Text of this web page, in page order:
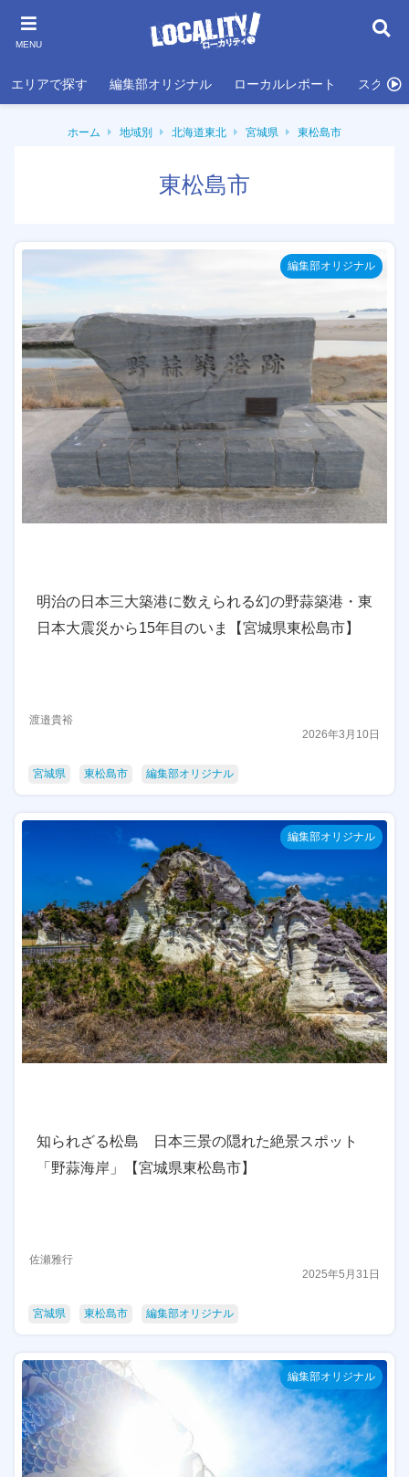
MENU
エリアで探す 編集部オリジナル ローカルレポート スクール
ホーム 地域別 北海道東北 宮城県 東松島市
東松島市
編集部オリジナル
明治の日本三大築港に数えられる幻の野蒜築港・東
日本大震災から15年目のいま【宮城県東松島市】
渡邉貴裕
2026年3月10日
宮城県 東松島市 編集部オリジナル
編集部オリジナル
知られざる松島 日本三景の隠れた絶景スポット
「野蒜海岸」【宮城県東松島市】
佐瀬雅行
2025年5月31日
宮城県 東松島市 編集部オリジナル
編集部オリジナル